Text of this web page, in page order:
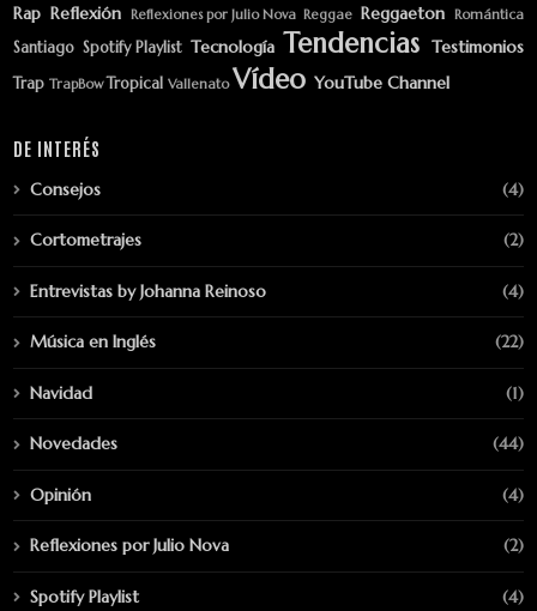
Rap Reflexión Reflexiones por Julio Nova Reggae Reggaeton Romántica
Santiago Spotify Playlist Tecnología Tendencias Testimonios
Trap TrapBow Tropical Vallenato Vídeo YouTube Channel
DE INTERÉS
Consejos (4)
Cortometrajes (2)
Entrevistas by Johanna Reinoso (4)
Música en Inglés (22)
Navidad (1)
Novedades (44)
Opinión (4)
Reflexiones por Julio Nova (2)
Spotify Playlist (4)